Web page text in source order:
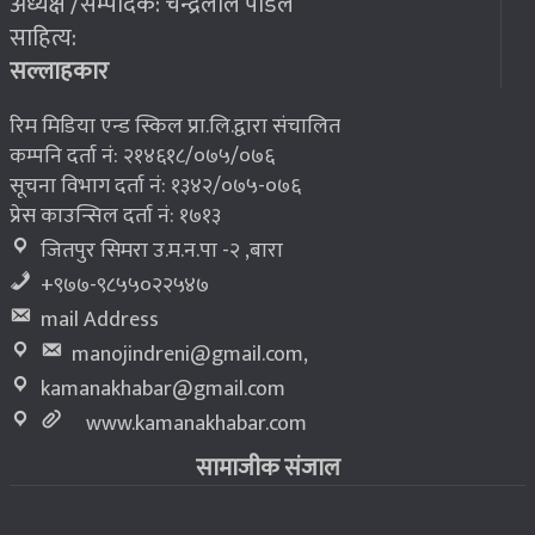
२०७६ बैशाख १३, शुक्रबार
८ भूकम्प पीडितलाई घर निर्माण गर्न लालपुर्जा
साहित्य:
सल्लाहकार
रिम मिडिया एन्ड स्किल प्रा.लि.द्वारा संचालित
कम्पनि दर्ता नं: २१४६१८/०७५/०७६
सूचना विभाग दर्ता नं: १३४२/०७५-०७६
प्रेस काउन्सिल दर्ता नं: १७१३
जितपुर सिमरा उ.म.न.पा -२ ,बारा
+९७७-९८५५०२२५४७
mail Address
manojindreni@gmail.com,
kamanakhabar@gmail.com
www.kamanakhabar.com
सामाजीक संजाल